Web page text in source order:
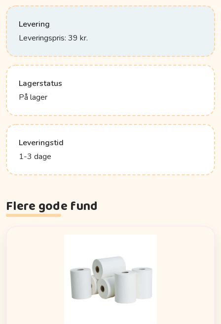
Levering
Leveringspris: 39 kr.
Lagerstatus
På lager
Leveringstid
1-3 dage
Flere gode fund